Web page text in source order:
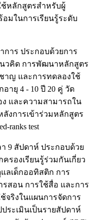
หลักสูตรสำหรับผู้
มในการเรียนรู้ระดับ
การ ประกอบด้วยการ
วคิด การพัฒนาหลักสูตร
าญ และการทดลองใช้
ายุ 4 - 10 ปี 20 คู่ วัด
และความสามารถใน
งการเข้าร่วมหลักสูตร
ranks test
9 สัปดาห์ ประกอบด้วย
รองเรียนรู้ร่วมกันเกี่ยว
ลเด็กออทิสติก การ
สอน การใช้สื่อ และการ
จริงในแผนการจัดการ
ระเมินเป็นรายสัปดาห์